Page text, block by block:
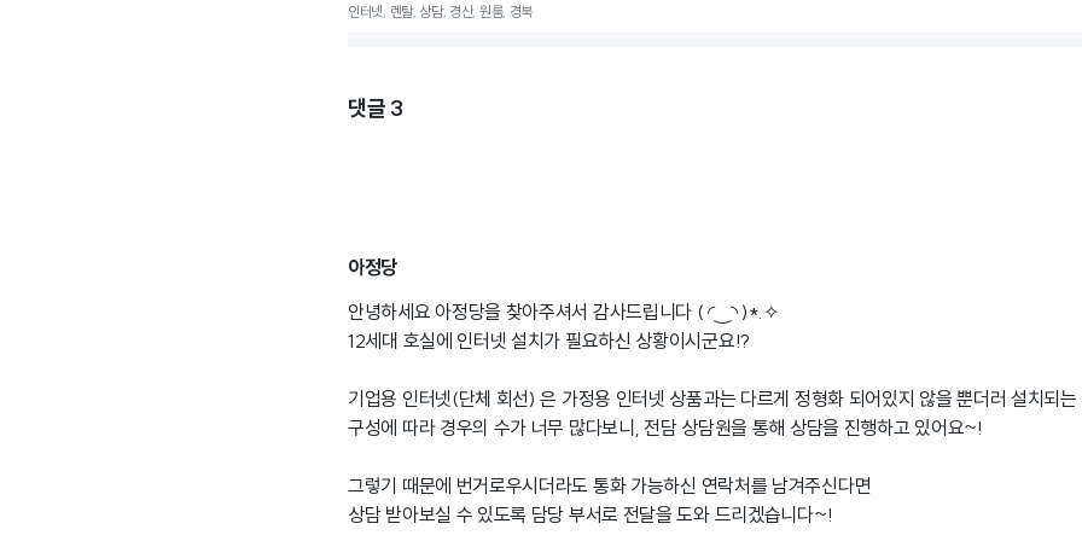
인터넷, 렌탈, 상담, 경산, 원룸, 경북
댓글 3
아정당
안녕하세요 아정당을 찾아주셔서 감사드립니다 ( ◜‿◝ )*.✧
12세대 호실에 인터넷 설치가 필요하신 상황이시군요!?
기업용 인터넷(단체 회선) 은 가정용 인터넷 상품과는 다르게 정형화 되어있지 않을 뿐더러 설치되
구성에 따라 경우의 수가 너무 많다보니, 전담 상담원을 통해 상담을 진행하고 있어요~!
그렇기 때문에 번거로우시더라도 통화 가능하신 연락처를 남겨주신다면
상담 받아보실 수 있도록 담당 부서로 전달을 도와 드리겠습니다~!